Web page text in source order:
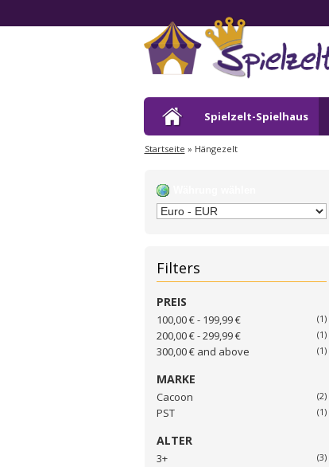
Spielzelt-Spielhaus
Startseite » Hängezelt
Filters
PREIS
100,00 €- 199,99 € (1)
200,00 €-299,99 € (1)
300,00 €and above (1)
MARKE
Cacoon (2)
PST (1)
ALTER
3+ (3)